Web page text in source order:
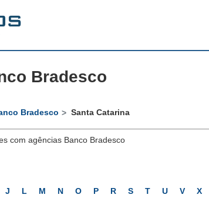
Bradesco
Bradesco Santa Catarina
com agências Banco Bradesco
J L M N O P R S T U V X